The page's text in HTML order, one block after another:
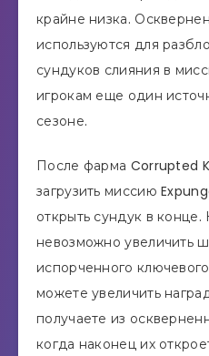
крайне низка.
используются для
сундуков слияния в
игрокам еще один
сезоне.
После фарма Corrupted
загрузить миссию
открыть сундук в конце.
невозможно увеличить
испорченного
можете увеличить
получаете из
когда наконец их